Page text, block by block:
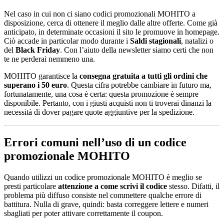
Nel caso in cui non ci siano codici promozionali MOHITO a
disposizione, cerca di ottenere il meglio dalle altre offerte. Come già
anticipato, in determinate occasioni il sito le promuove in homepage.
Ciò accade in particolar modo durante i Saldi stagionali, natalizi o
del Black Friday. Con l’aiuto della newsletter siamo certi che non
te ne perderai nemmeno una.
MOHITO garantisce la consegna gratuita a tutti gli ordini che
superano i 50 euro. Questa cifra potrebbe cambiare in futuro ma,
fortunatamente, una cosa è certa: questa promozione è sempre
disponibile. Pertanto, con i giusti acquisti non ti troverai dinanzi la
necessità di dover pagare quote aggiuntive per la spedizione.
Errori comuni nell’uso di un codice
promozionale MOHITO
Quando utilizzi un codice promozionale MOHITO è meglio se
presti particolare attenzione a come scrivi il codice stesso. Difatti, il
problema più diffuso consiste nel commettere qualche errore di
battitura. Nulla di grave, quindi: basta correggere lettere e numeri
sbagliati per poter attivare correttamente il coupon.